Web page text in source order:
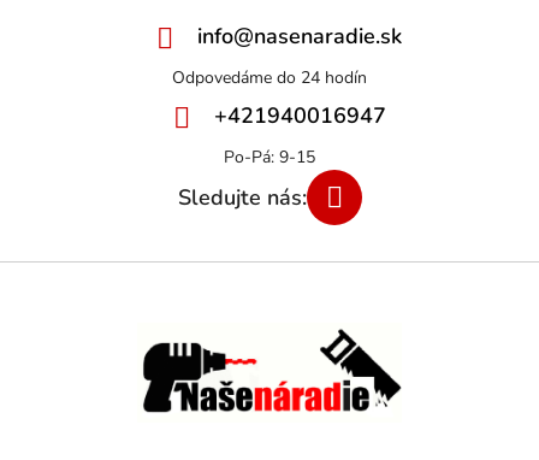
info@nasenaradie.sk
+421940016947